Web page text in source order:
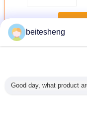
JeszczeAC DC
beitesheng
Good day, what product